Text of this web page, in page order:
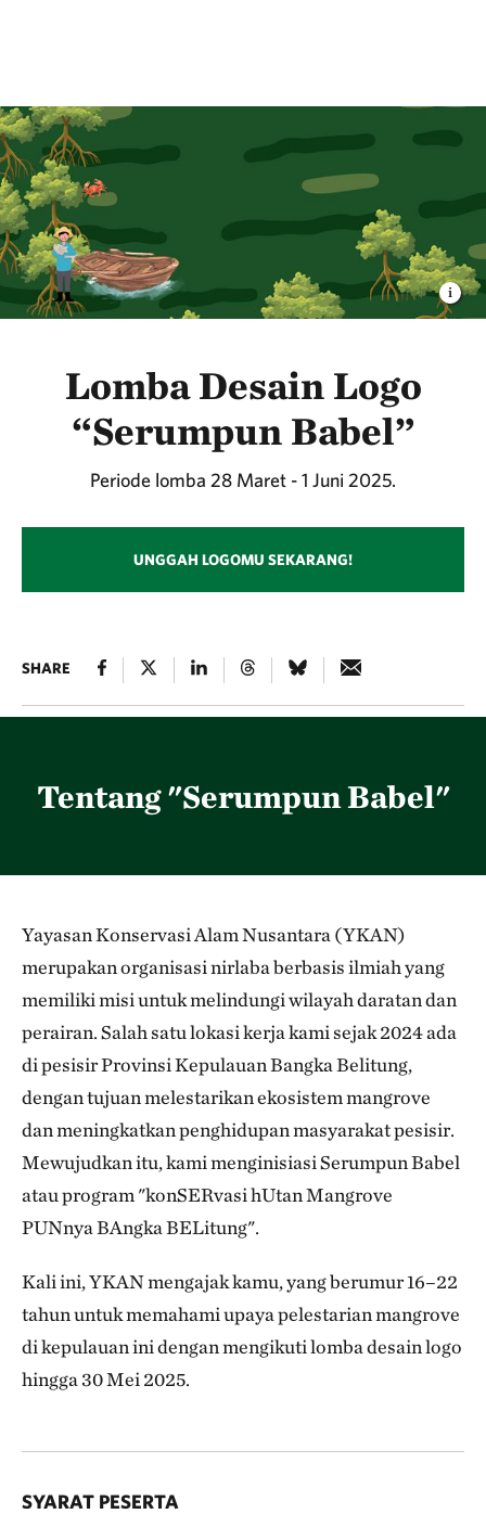
Lomba Desain Logo
“Serumpun Babel”
Periode lomba 28 Maret - 1 Juni 2025.
UNGGAH LOGOMU SEKARANG!
SHARE
Tentang "Serumpun Babel"
Yayasan Konservasi Alam Nusantara (YKAN)
merupakan organisasi nirlaba berbasis ilmiah yang
memiliki misi untuk melindungi wilayah daratan dan
perairan. Salah satu lokasi kerja kami sejak 2024 ada
di pesisir Provinsi Kepulauan Bangka Belitung,
dengan tujuan melestarikan ekosistem mangrove
dan meningkatkan penghidupan masyarakat pesisir.
Mewujudkan itu, kami menginisiasi Serumpun Babel
atau program "konSERvasi hUtan Mangrove
PUNnya BAngka BELitung".
Kali ini, YKAN mengajak kamu, yang berumur 16–22
tahun untuk memahami upaya pelestarian mangrove
di kepulauan ini dengan mengikuti lomba desain logo
hingga 30 Mei 2025.
SYARAT PESERTA